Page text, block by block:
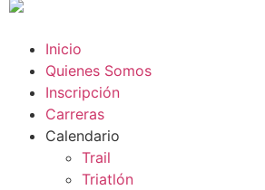
Inicio
Quienes Somos
Inscripción
Carreras
Calendario
Trail
Triatlón